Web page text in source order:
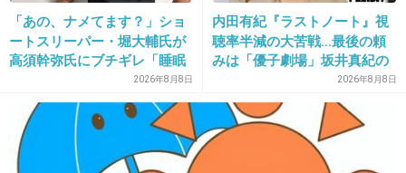
見当たらないので是非 嫉妬する所を教えてほし
い
-8
30. 匿名 2014/06/24(火) 12:46:31
「あの、ナメてます？」ショ
ートスリーパー・堀大輔氏が
高須幹弥氏にブチギレ「睡眠
不足の人＝キレやすい」SNS
で物議
2026年8月8日
内田有紀『ラストノート』視
聴率半減の大苦戦…最後の頼
みは「優子劇場」坂井真紀の
“猟奇的演技” が救いの神にな
るか
2026年8月8日